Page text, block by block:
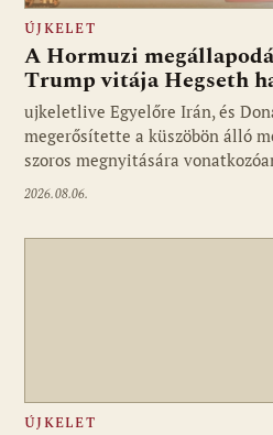
Fotó: ujkelet.live
ÚJKELET
A Hormuzi
Trump vitája Hegseth
ujkeletlive Egyelőre Irán, és
megerősítette a küszöbön álló
szoros megnyitására
2026.08.06.
ÚJKELET